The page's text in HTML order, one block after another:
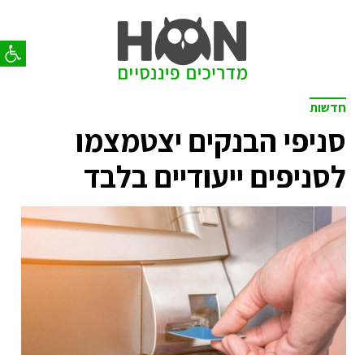
פתח
חדשות
סניפי הבנקים יצטמצמו
לסניפים ייעודיים בלבד